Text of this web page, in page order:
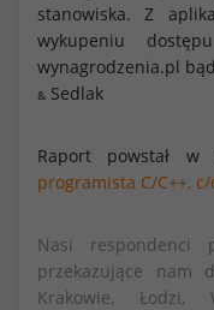
stanowiska. Z
wykupeniu
wynagrodzenia.pl
& Sedlak
Raport powstał
programista C/C++,
Nasi respondenci
przekazujące nam
Krakowie, Łodzi,